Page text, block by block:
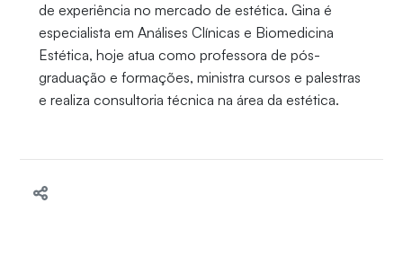
de experiência no mercado de estética. Gina é
especialista em Análises Clínicas e Biomedicina
Estética, hoje atua como professora de pós-
graduação e formações, ministra cursos e palestras
e realiza consultoria técnica na área da estética.